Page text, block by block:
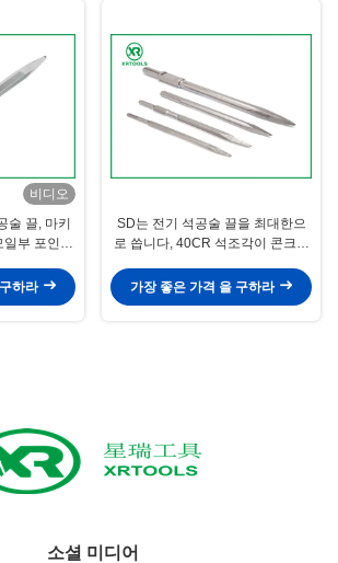
비디오
술 끌, 마키
부 포인트
하라
SD는 전기 석공술 끌을 최대한으
로 씁니다, 40CR 석조각이 콘크리
가장 좋은 가격 을 구하라
소셜 미디어